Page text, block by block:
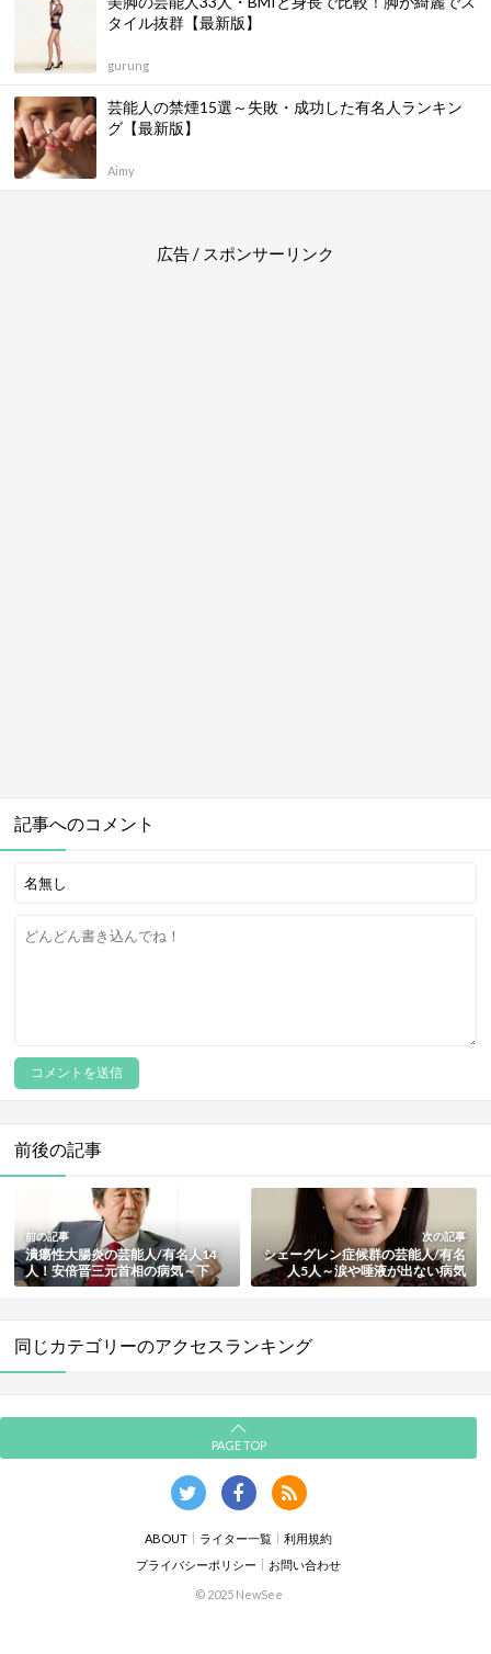
タイル抜群【最新版】
gurung
芸能人の禁煙15選～失敗・成功した有名人ランキン
グ【最新版】
Aimy
広告 / スポンサーリンク
記事へのコメント
前後の記事
前の記事
潰瘍性大腸炎の芸能人/有名人14
人！安倍晋三元首相の病気～下
痢・腹痛【最新版】
次の記事
シェーグレン症候群の芸能人/有名
人5人～涙や唾液が出ない病気
【最新版】
同じカテゴリーのアクセスランキング
PAGE TOP
ABOUT ライター一覧
利用規約
プライバシーポリシー
お問い合わせ
© 2025 NewSee